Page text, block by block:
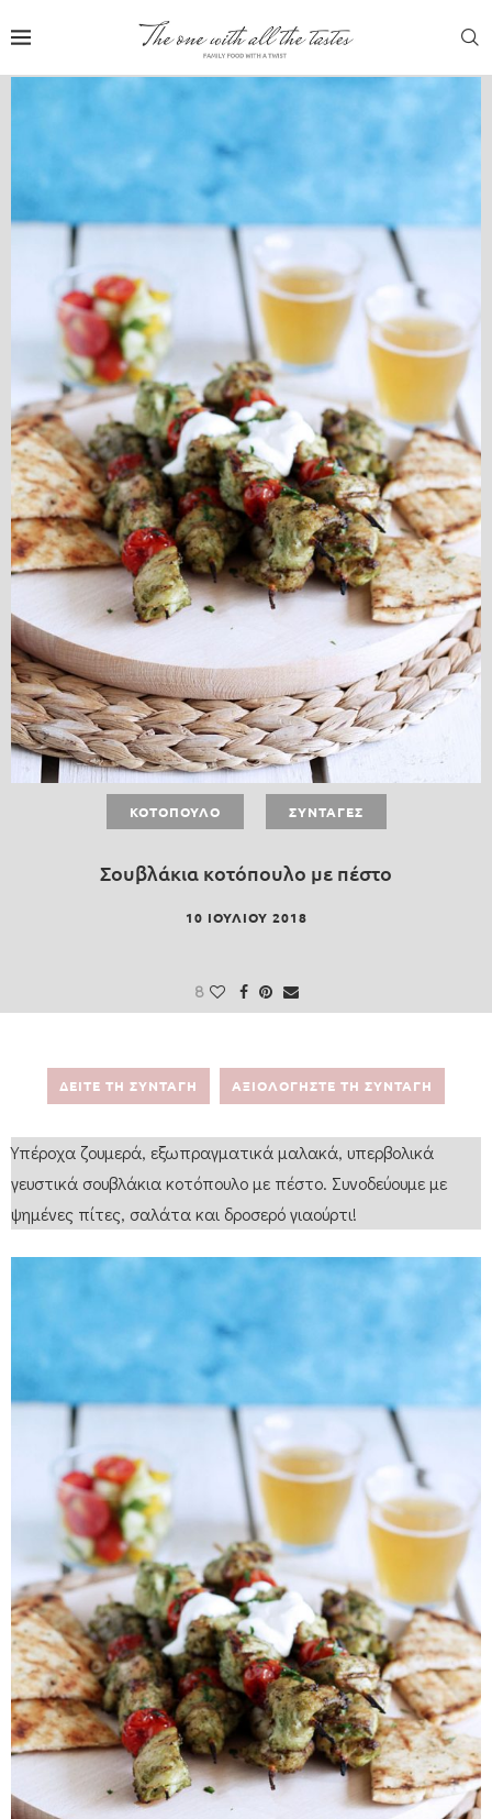
ΚΟΤΌΠΟΥΛΟ ΣΥΝΤΑΓΈΣ
Σουβλάκια κοτόπουλο με πέστο
10 ΙΟΥΛΊΟΥ 2018
8
ΔΕΙΤΕ ΤΗ ΣΥΝΤΑΓΗ ΑΞΙΟΛΟΓΗΣΤΕ ΤΗ ΣΥΝΤΑΓΗ
Υπέροχα ζουμερά, εξωπραγματικά μαλακά, υπερβολικά
γευστικά σουβλάκια κοτόπουλο με πέστο. Συνοδεύουμε με
ψημένες πίτες, σαλάτα και δροσερό γιαούρτι!